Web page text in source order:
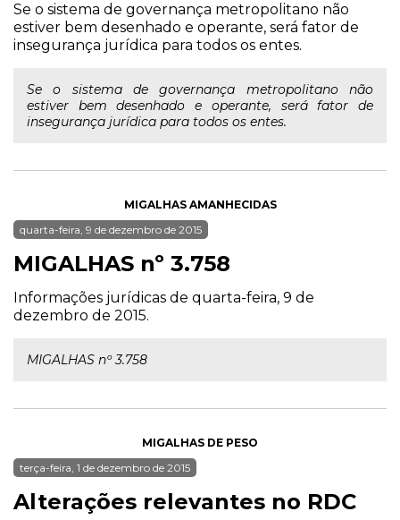
Se o sistema de governança metropolitano não
estiver bem desenhado e operante, será fator de
insegurança jurídica para todos os entes.
Se o sistema de governança metropolitano não
estiver bem desenhado e operante, será fator de
insegurança jurídica para todos os entes.
MIGALHAS AMANHECIDAS
quarta-feira, 9 de dezembro de 2015
MIGALHAS nº 3.758
Informações jurídicas de quarta-feira, 9 de
dezembro de 2015.
MIGALHAS nº 3.758
MIGALHAS DE PESO
terça-feira, 1 de dezembro de 2015
Alterações relevantes no RDC